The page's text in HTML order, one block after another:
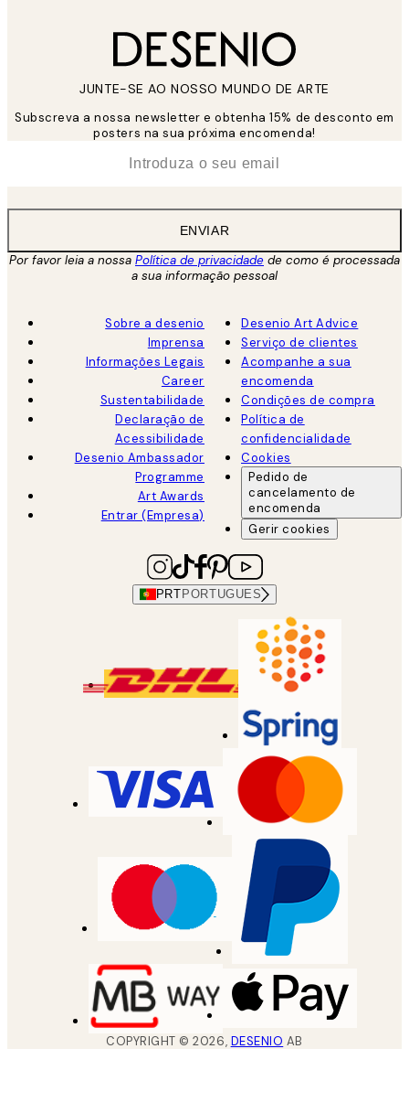
JUNTE-SE AO NOSSO MUNDO DE ARTE
Subscreva a nossa newsletter e obtenha 15% de desconto em
posters na sua próxima encomenda!
ENVIAR
Por favor leia a nossa Política de privacidade de como é processada
a sua informação pessoal
Sobre a desenio
Imprensa
Informações Legais
Career
Sustentabilidade
Declaração de
Acessibilidade
Desenio Ambassador
Programme
Art Awards
Entrar (Empresa)
Desenio Art Advice
Serviço de clientes
Acompanhe a sua
encomenda
Condições de compra
Política de
confidencialidade
Cookies
Pedido de
cancelamento de
encomenda
Gerir cookies
PRT PORTUGUES
COPYRIGHT ©2026, DESENIO AB